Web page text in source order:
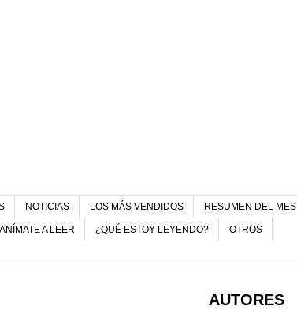
NOTICIAS LOS MÁS VENDIDOS RESUMEN DEL MES
ANÍMATE A LEER ¿QUÉ ESTOY LEYENDO? OTROS
AUTORES